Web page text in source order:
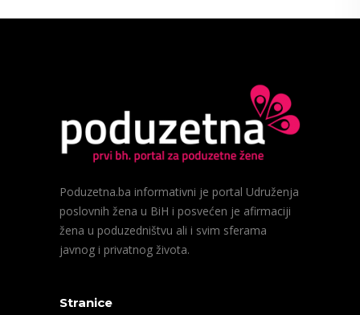
Poduzetna.ba informativni je portal Udruženja
poslovnih žena u BiH i posvećen je afirmaciji
žena u poduzedništvu ali i svim sferama
javnog i privatnog života.
Stranice